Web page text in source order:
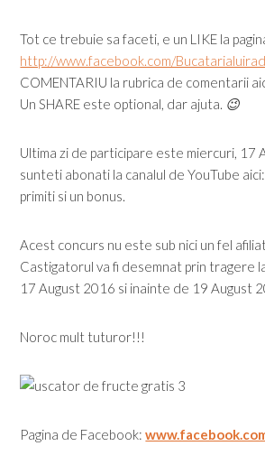
Tot ce trebuie sa faceti, e un LIKE la
http://www.facebook.com/
COMENTARIU la rubrica de comentarii
Un SHARE este optional, dar ajuta. 😉
Ultima zi de participare este miercuri, 17
sunteti abonati la canalul de YouTube aici:
primiti si un bonus.
Acest concurs nu este sub nici un fel
Castigatorul va fi desemnat prin tragere
17 August 2016 si inainte de 19 August
Noroc mult tuturor!!!
Pagina de Facebook: